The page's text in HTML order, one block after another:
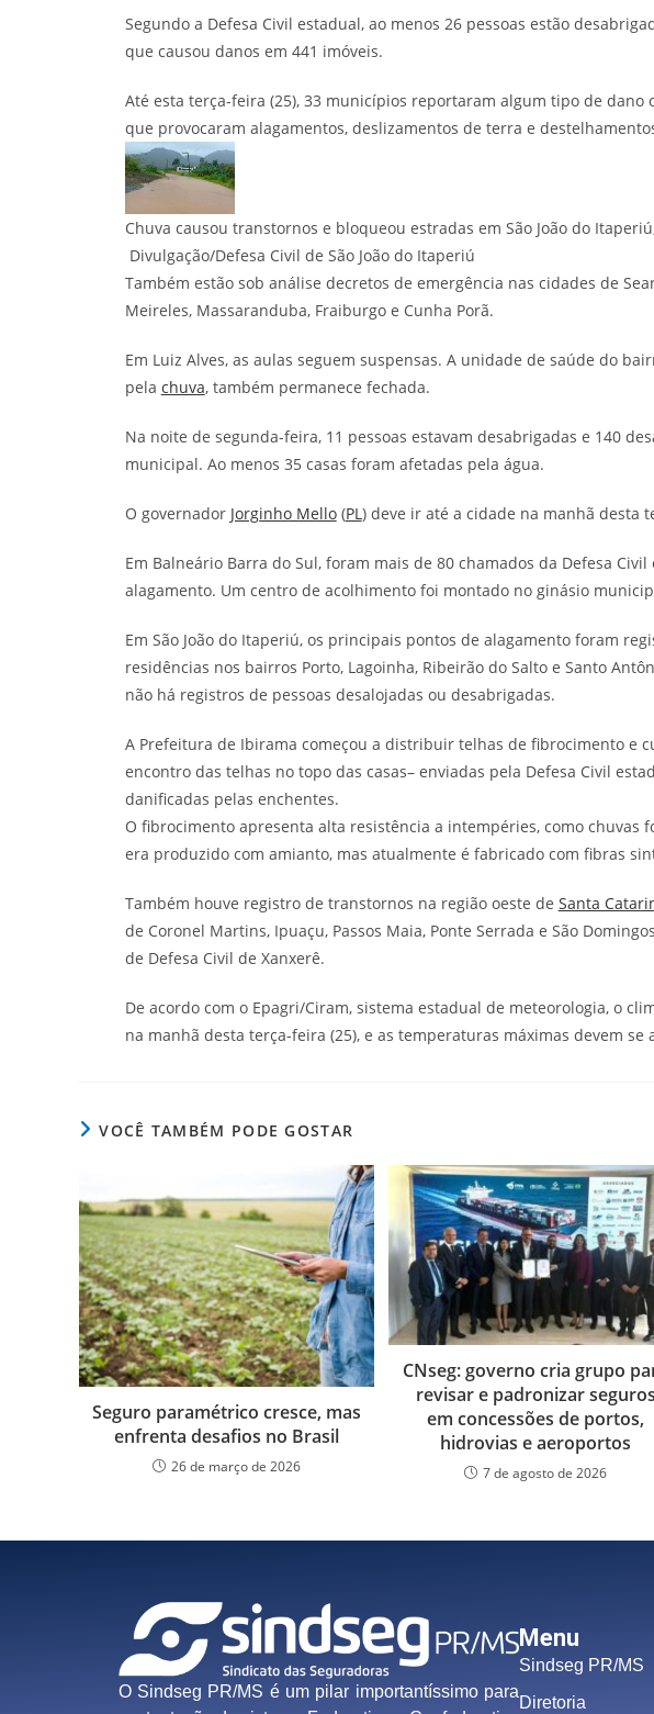
Segundo a Defesa Civil estadual, ao menos 26 pessoas estão
que causou danos em 441 imóveis.
Até esta terça-feira (25), 33 municípios reportaram algum tipo de dano
que provocaram alagamentos, deslizamentos de terra e
Chuva causou transtornos e bloqueou estradas em São João do
Divulgação/Defesa Civil de São João do Itaperiú
Também estão sob análise decretos de emergência nas cidades de
Meireles, Massaranduba, Fraiburgo e Cunha Porã.
Em Luiz Alves, as aulas seguem suspensas. A unidade de saúde do
pela chuva, também permanece fechada.
Na noite de segunda-feira, 11 pessoas estavam desabrigadas e 140
municipal. Ao menos 35 casas foram afetadas pela água.
O governador Jorginho Mello(PL) deve ir até a cidade na manhã desta
Em Balneário Barra do Sul, foram mais de 80 chamados da Defesa
alagamento. Um centro de acolhimento foi montado no ginásio
Em São João do Itaperiú, os principais pontos de alagamento foram
residências nos bairros Porto, Lagoinha, Ribeirão do Salto e Santo
não há registros de pessoas desalojadas ou desabrigadas.
A Prefeitura de Ibirama começou a distribuir telhas de fibrocimento e
encontro das telhas no topo das casas– enviadas pela Defesa Civil
danificadas pelas enchentes.
O fibrocimento apresenta alta resistência a intempéries, como chuvas
era produzido com amianto, mas atualmente é fabricado com fibras
Também houve registro de transtornos na região oeste de Santa
de Coronel Martins, Ipuaçu, Passos Maia, Ponte Serrada e São
de Defesa Civil de Xanxerê.
De acordo com o Epagri/Ciram, sistema estadual de meteorologia, o
na manhã desta terça-feira (25), e as temperaturas máximas devem se
VOCÊ TAMBÉM PODE GOSTAR
Seguro paramétrico cresce, mas
enfrenta desafios no Brasil
26 de março de 2026
CNseg: governo cria grupo
revisar e padronizar seguros
em concessões de portos,
hidrovias e aeroportos
7 de agosto de 2026
O Sindseg PR/MS é um pilar importantíssimo para
Menu
Sindseg PR/MS
Diretoria